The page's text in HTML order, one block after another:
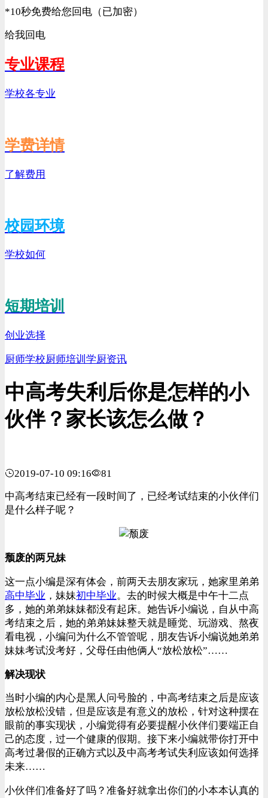
*10秒免费给您回电（已加密）
给我回电
专业课程
学校各专业
学费详情
了解费用
校园环境
学校如何
短期培训
创业选择
厨师学校厨师培训 学厨资讯
中高考失利后你是怎样的小
伙伴？家长该怎么做？
2019-07-10 09:16 81
中高考结束已经有一段时间了，已经考试结束的小伙伴们
是什么样子呢？
颓废的两兄妹
这一点小编是深有体会，前两天去朋友家玩，她家里弟弟
高中毕业 ，妹妹初中毕业。去的时候大概是中午十二点
多，她的弟弟妹妹都没有起床。她告诉小编说，自从中高
考结束之后，她的弟弟妹妹整天就是睡觉、玩游戏、熬夜
看电视，小编问为什么不管管呢，朋友告诉小编说她弟弟
妹妹考试没考好，父母任由他俩人“放松放松”……
解决现状
当时小编的内心是黑人问号脸的，中高考结束之后是应该
放松放松没错，但是应该是有意义的放松，针对这种摆在
眼前的事实现状，小编觉得有必要提醒小伙伴们要端正自
己的态度，过一个健康的假期。接下来小编就带你打开中
高考过暑假的正确方式以及中高考考试失利应该如何选择
未来……
小伙伴们准备好了吗？准备好就拿出你们的小本本认真的